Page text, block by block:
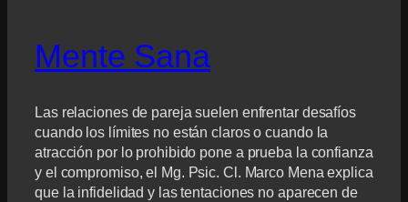
Mente Sana
Las relaciones de pareja suelen enfrentar desafíos
cuando los límites no están claros o cuando la
atracción por lo prohibido pone a prueba la confianza
y el compromiso, el Mg. Psic. Cl. Marco Mena explica
que la infidelidad y las tentaciones no aparecen de